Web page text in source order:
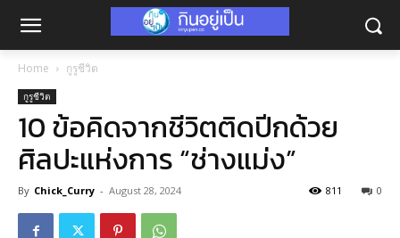
Home กูรูชีวิต
กูรูชีวิต
10 ข้อคิดจากชีวิตติดปีกด้วย
ศิลปะแห่งการ “ช่างแม่ง”
By Chick_Curry - August 28, 2024 0
811